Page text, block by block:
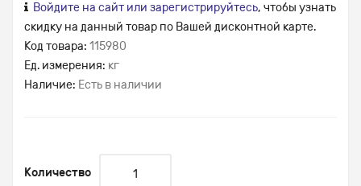
Войдите на сайт или зарегистрируйтесь, чтобы узнать
скидку на данный товар по Вашей дисконтной карте.
Код товара: 115980
Ед. измерения: кг
Наличие: Есть в наличии
Количество